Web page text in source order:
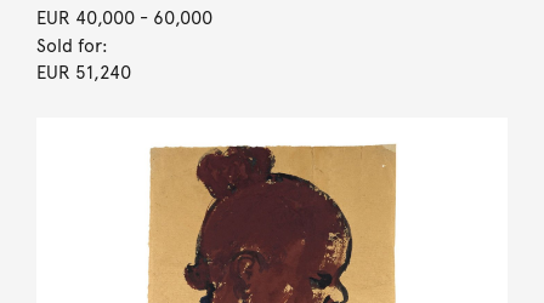
EUR 40,000- 60,000
Sold for:
EUR 51,240